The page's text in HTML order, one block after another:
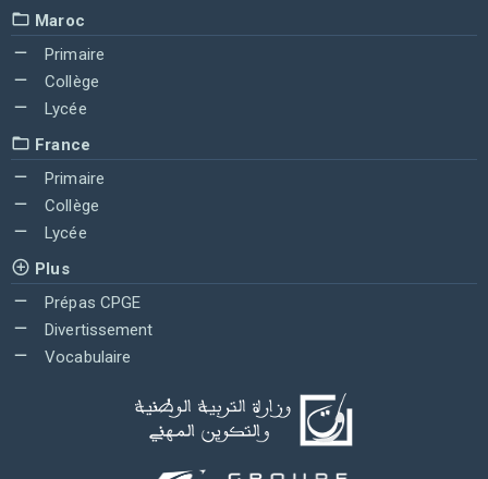
Maroc
Primaire
Collège
Lycée
France
Primaire
Collège
Lycée
Plus
Prépas CPGE
Divertissement
Vocabulaire